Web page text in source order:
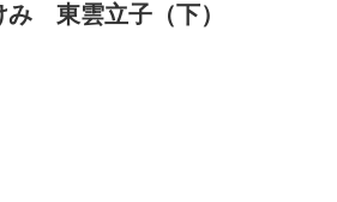
み 東雲立子（下）